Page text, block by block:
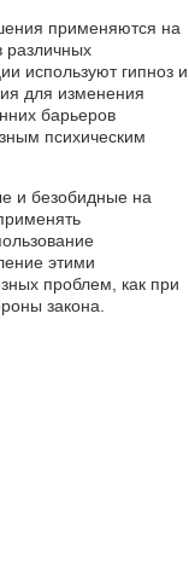
применяются на
различных
используют гипноз и
для изменения
барьеров
психическим
и безобидные на
этими
проблем, как при
закона.